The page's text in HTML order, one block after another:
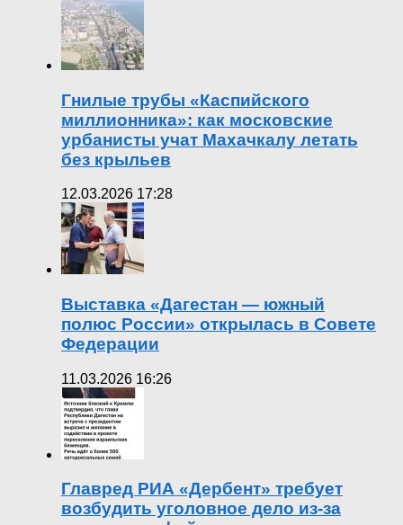
Гнилые трубы «Каспийского
миллионника»: как московские
урбанисты учат Махачкалу летать
без крыльев
12.03.2026 17:28
Выставка «Дагестан — южный
полюс России» открылась в Совете
Федерации
11.03.2026 16:26
Главред РИА «Дербент» требует
возбудить уголовное дело из-за